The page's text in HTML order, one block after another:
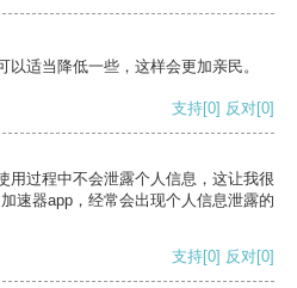
适当降低一些，这样会更加亲民。
支持[0] 反对[0]
用过程中不会泄露个人信息，这让我很
速器app，经常会出现个人信息泄露的
支持[0] 反对[0]